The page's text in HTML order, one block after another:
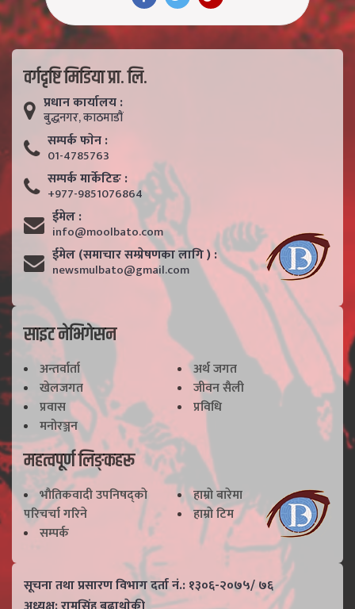
वर्गदृष्टि मिडिया प्रा. लि.
प्रधान कार्यालय :
बुद्धनगर, काठमाडाैं
सम्पर्क फाेन :
01-4785763
सम्पर्क मार्केटिङ :
+977-9851076864
ईमेल :
info@moolbato.com
ईमेल (समाचार सम्प्रेषणका लागि ) :
newsmulbato@gmail.com
साइट नेभिगेसन
अन्तर्वार्ता
अर्थ जगत
खेलजगत
जीवन सैली
प्रवास
प्रविधि
मनोरञ्जन
महत्वपूर्ण लिङ्कहरू
भाैतिकवादी उपनिषद्काे
परिचर्चा गरिने
हाम्राे बारेमा
हाम्राे टिम
सम्पर्क
सूचना तथा प्रसारण विभाग दर्ता नं.: १३०६-२०७५/ ७६